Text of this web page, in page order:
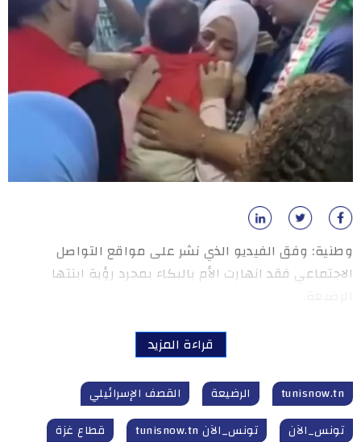
وطنية: وفق الفيديو الذي نشر على مواقع التواصل
الاجتماعي فقد انهارت الأم بالبكاء بمجرد رؤية ابنتها
قراءة المزيد
tunisnow.tn الرضيعة
القصف الإسرائيلي
تونس_الآن
تونس_الآن tunisnow.tn قطاع غزة